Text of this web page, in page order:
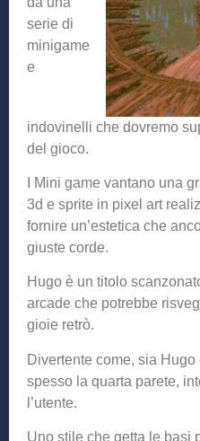
serie di
minigame
e
indovinelli che dovremo
del gioco.
I Mini game vantano una
3d e sprite in pixel art
fornire un’estetica che
giuste corde.
Hugo è un titolo
arcade che potrebbe
gioie retrò.
Divertente come, sia
spesso la quarta parete,
l’utente.
Uno stile che getta le basi